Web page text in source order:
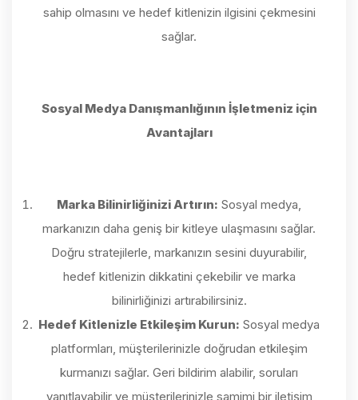
sahip olmasını ve hedef kitlenizin ilgisini çekmesini
sağlar.
Sosyal Medya Danışmanlığının İşletmeniz için
Avantajları
Marka Bilinirliğinizi Artırın: Sosyal medya,
markanızın daha geniş bir kitleye ulaşmasını sağlar.
Doğru stratejilerle, markanızın sesini duyurabilir,
hedef kitlenizin dikkatini çekebilir ve marka
bilinirliğinizi artırabilirsiniz.
Hedef Kitlenizle Etkileşim Kurun: Sosyal medya
platformları, müşterilerinizle doğrudan etkileşim
kurmanızı sağlar. Geri bildirim alabilir, soruları
yanıtlayabilir ve müşterilerinizle samimi bir iletişim